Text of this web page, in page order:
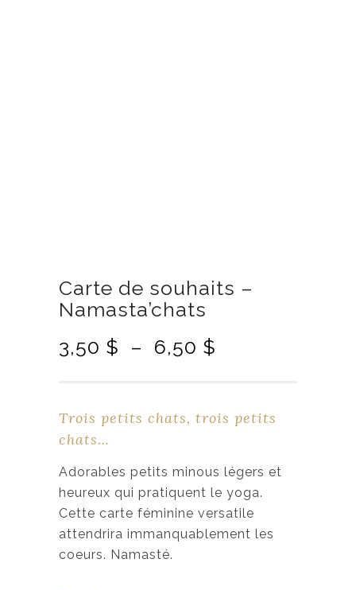
Carte de souhaits –
Namasta’chats
3,50 $ – 6,50 $
g
e
e
p
r
i
Trois petits chats, trois petits
chats…
Adorables petits minous légers et
heureux qui pratiquent le yoga.
Cette carte féminine versatile
attendrira immanquablement les
coeurs. Namasté.